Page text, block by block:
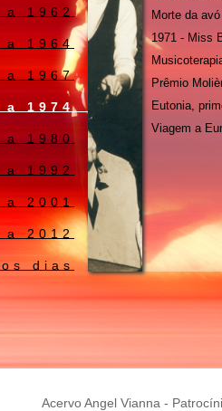
a 1962
a 1964
a 1967
a 1974
a 1980
a 1992
a 2001
a 2012
dias
Morte da
1971 - Miss
Prêmio
Eutonia,
Viagem a
Acervo Angel Vianna -